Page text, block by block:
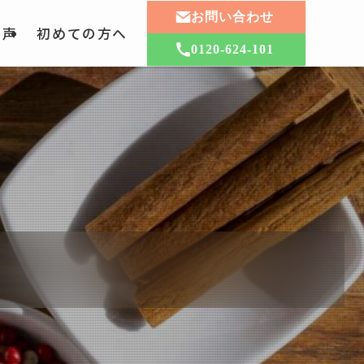
初めての方へ
お問い合わせ
0120-624-101